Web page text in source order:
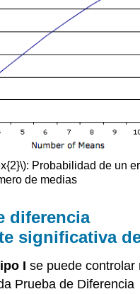
: Probabilidad de un
de medias
diferencia
significativa
I se puede controlar
Prueba de Diferencia